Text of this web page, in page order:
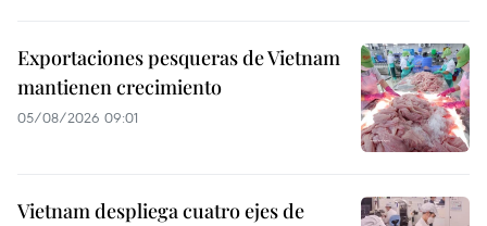
Exportaciones pesqueras de Vietnam
mantienen crecimiento
05/08/2026 09:01
Vietnam despliega cuatro ejes de